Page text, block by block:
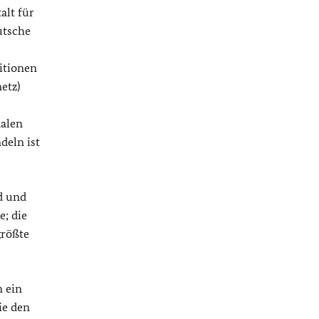
für
ist
und
die
ein
den